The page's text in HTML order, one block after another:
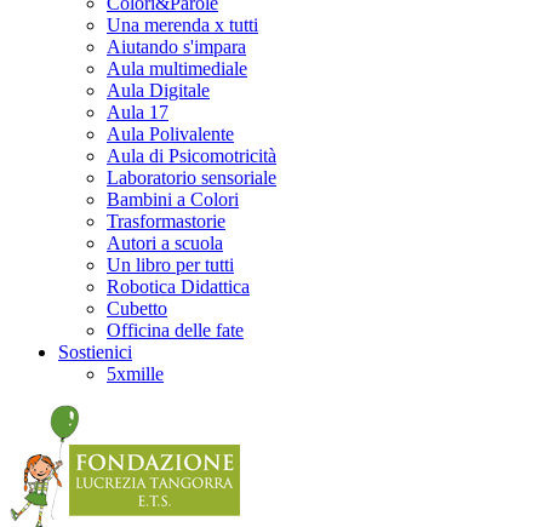
Una merenda x tutti
Aiutando s'impara
Aula multimediale
Aula Digitale
Aula 17
Aula Polivalente
Aula di Psicomotricità
Laboratorio sensoriale
Bambini a Colori
Trasformastorie
Autori a scuola
Un libro per tutti
Robotica Didattica
Cubetto
Officina delle fate
Sostienici
5xmille